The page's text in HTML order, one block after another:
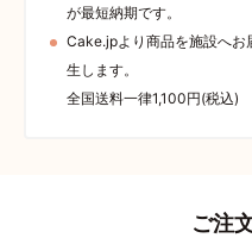
が最短納期です。
Cake.jpより商品を施設へお
生します。
全国送料一律1,100円(税込)
ご注